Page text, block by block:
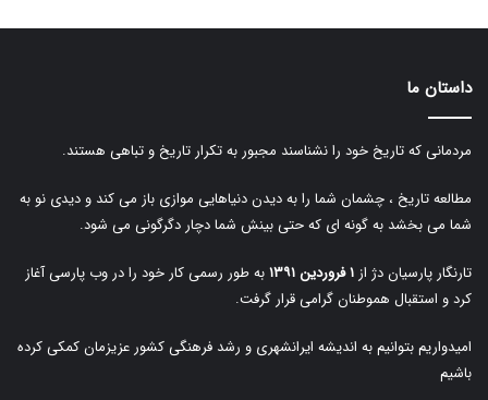
داستان ما
مردمانی که تاریخ خود را نشناسند مجبور به تکرار تاریخ و تباهی هستند.
مطالعه تاریخ ، چشمان شما را به دیدن دنیاهایی موازی باز می کند و دیدی نو به
شما می بخشد به گونه ای که حتی بینش شما دچار دگرگونی می شود.
تارنگار پارسیان دژ از ۱ فروردین ۱۳۹۱
به طور رسمی کار خود را در وب پارسی آغاز
کرد و استقبال هموطنان گرامی قرار گرفت.
امیدواریم بتوانیم به اندیشه ایرانشهری و رشد فرهنگی کشور عزیزمان کمکی کرده
باشیم